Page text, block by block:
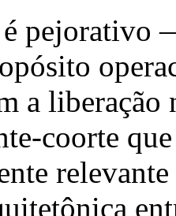
pejorativo
a liberação
coorte